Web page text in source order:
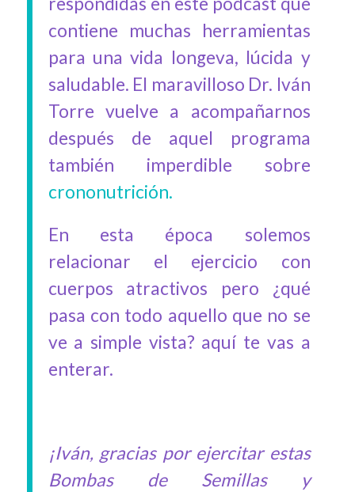
contiene muchas herramientas
para una vida longeva, lúcida y
saludable. El maravilloso Dr. Iván
Torre vuelve a acompañarnos
después de aquel programa
también imperdible sobre
crononutrición.
En esta época solemos
relacionar el ejercicio con
cuerpos atractivos pero ¿qué
pasa con todo aquello que no se
ve a simple vista? aquí te vas a
enterar.
¡Iván, gracias por ejercitar estas
Bombas de Semillas y